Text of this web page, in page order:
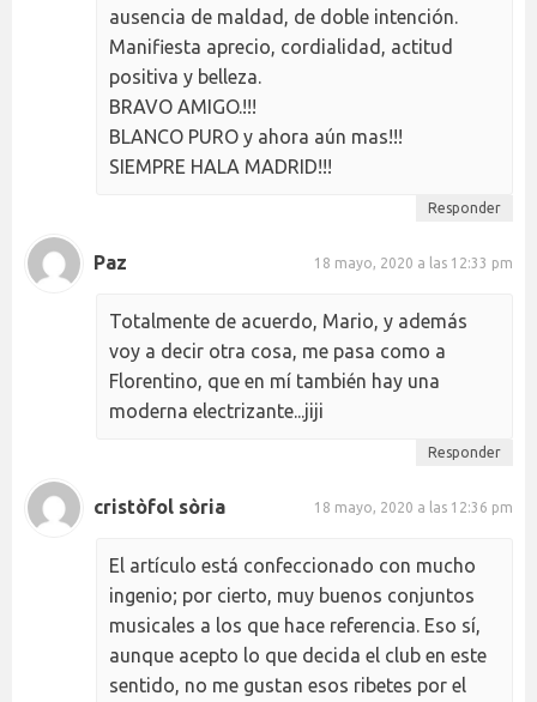
ausencia de maldad, de doble intención.
Manifiesta aprecio, cordialidad, actitud
positiva y belleza.
BRAVO AMIGO.!!!
BLANCO PURO y ahora aún mas!!!
SIEMPRE HALA MADRID!!!
Responder
Paz 18 mayo, 2020 a las 12:33 pm
Totalmente de acuerdo, Mario, y además
voy a decir otra cosa, me pasa como a
Florentino, que en mí también hay una
moderna electrizante...jiji
Responder
cristòfol sòria 18 mayo, 2020 a las 12:36 pm
El artículo está confeccionado con mucho
ingenio; por cierto, muy buenos conjuntos
musicales a los que hace referencia. Eso sí,
aunque acepto lo que decida el club en este
sentido, no me gustan esos ribetes por el